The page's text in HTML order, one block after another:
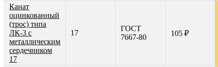
Канат
оцинкованный
(трос) типа
ЛК-3 с
металлическим
сердечником
17
17
ГОСТ
7667-80
105 ₽